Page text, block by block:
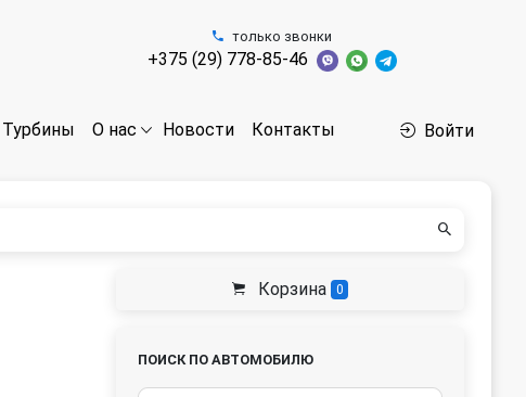
только звонки
+375 (29) 778-85-46
Турбины О нас Новости Контакты Войти
Корзина 0
ПОИСК ПО АВТОМОБИЛЮ